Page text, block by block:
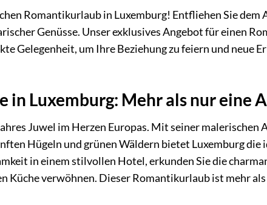
Romantikurlaub in Luxemburg! Entfliehen Sie dem
Genüsse. Unser exklusives Angebot für einen
Gelegenheit, um Ihre Beziehung zu feiern und neue
in Luxemburg: Mehr als nur eine
Juwel im Herzen Europas. Mit seiner malerischen
Hügeln und grünen Wäldern bietet Luxemburg die
in einem stilvollen Hotel, erkunden Sie die
Küche verwöhnen. Dieser Romantikurlaub ist mehr